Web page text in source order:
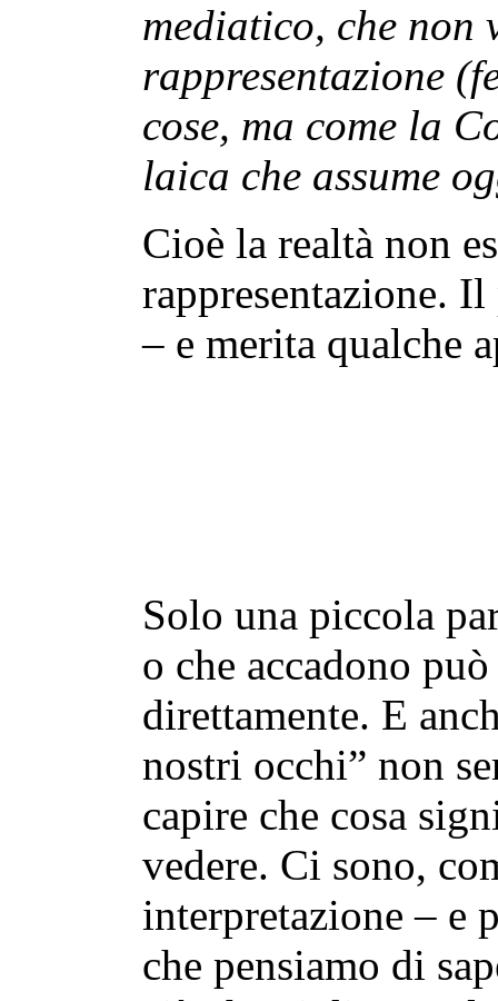
mediatico, che non
rappresentazione
cose, ma come la
laica che assume
Cioè la realtà non
rappresentazione.
– e merita qualche
Solo una piccola
o che accadono
direttamente. E
nostri occhi” non
capire che cosa
vedere. Ci sono,
interpretazione – e
che pensiamo di